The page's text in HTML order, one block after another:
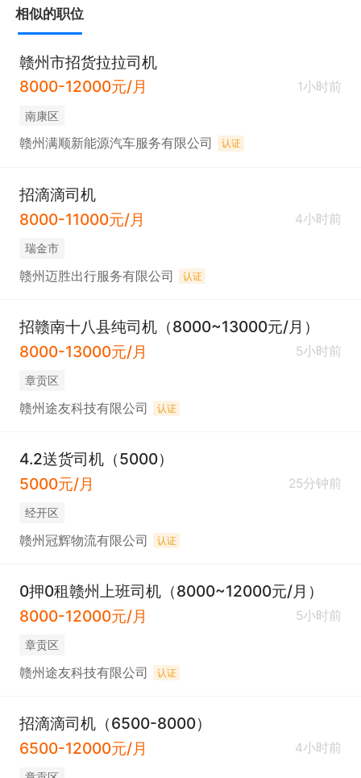
相似的职位
赣州市招货拉拉司机
8000-12000元/月
1小时前
南康区
赣州满顺新能源汽车服务有限公司 认证
招滴滴司机
8000-11000元/月
4小时前
瑞金市
赣州迈胜出行服务有限公司 认证
招赣南十八县纯司机（8000~13000元/月）
8000-13000元/月
5小时前
章贡区
赣州途友科技有限公司 认证
4.2送货司机（5000）
5000元/月
25分钟前
经开区
赣州冠辉物流有限公司 认证
0押0租赣州上班司机（8000~12000元/月）
8000-12000元/月
5小时前
章贡区
赣州途友科技有限公司 认证
招滴滴司机（6500-8000）
6500-12000元/月
4小时前